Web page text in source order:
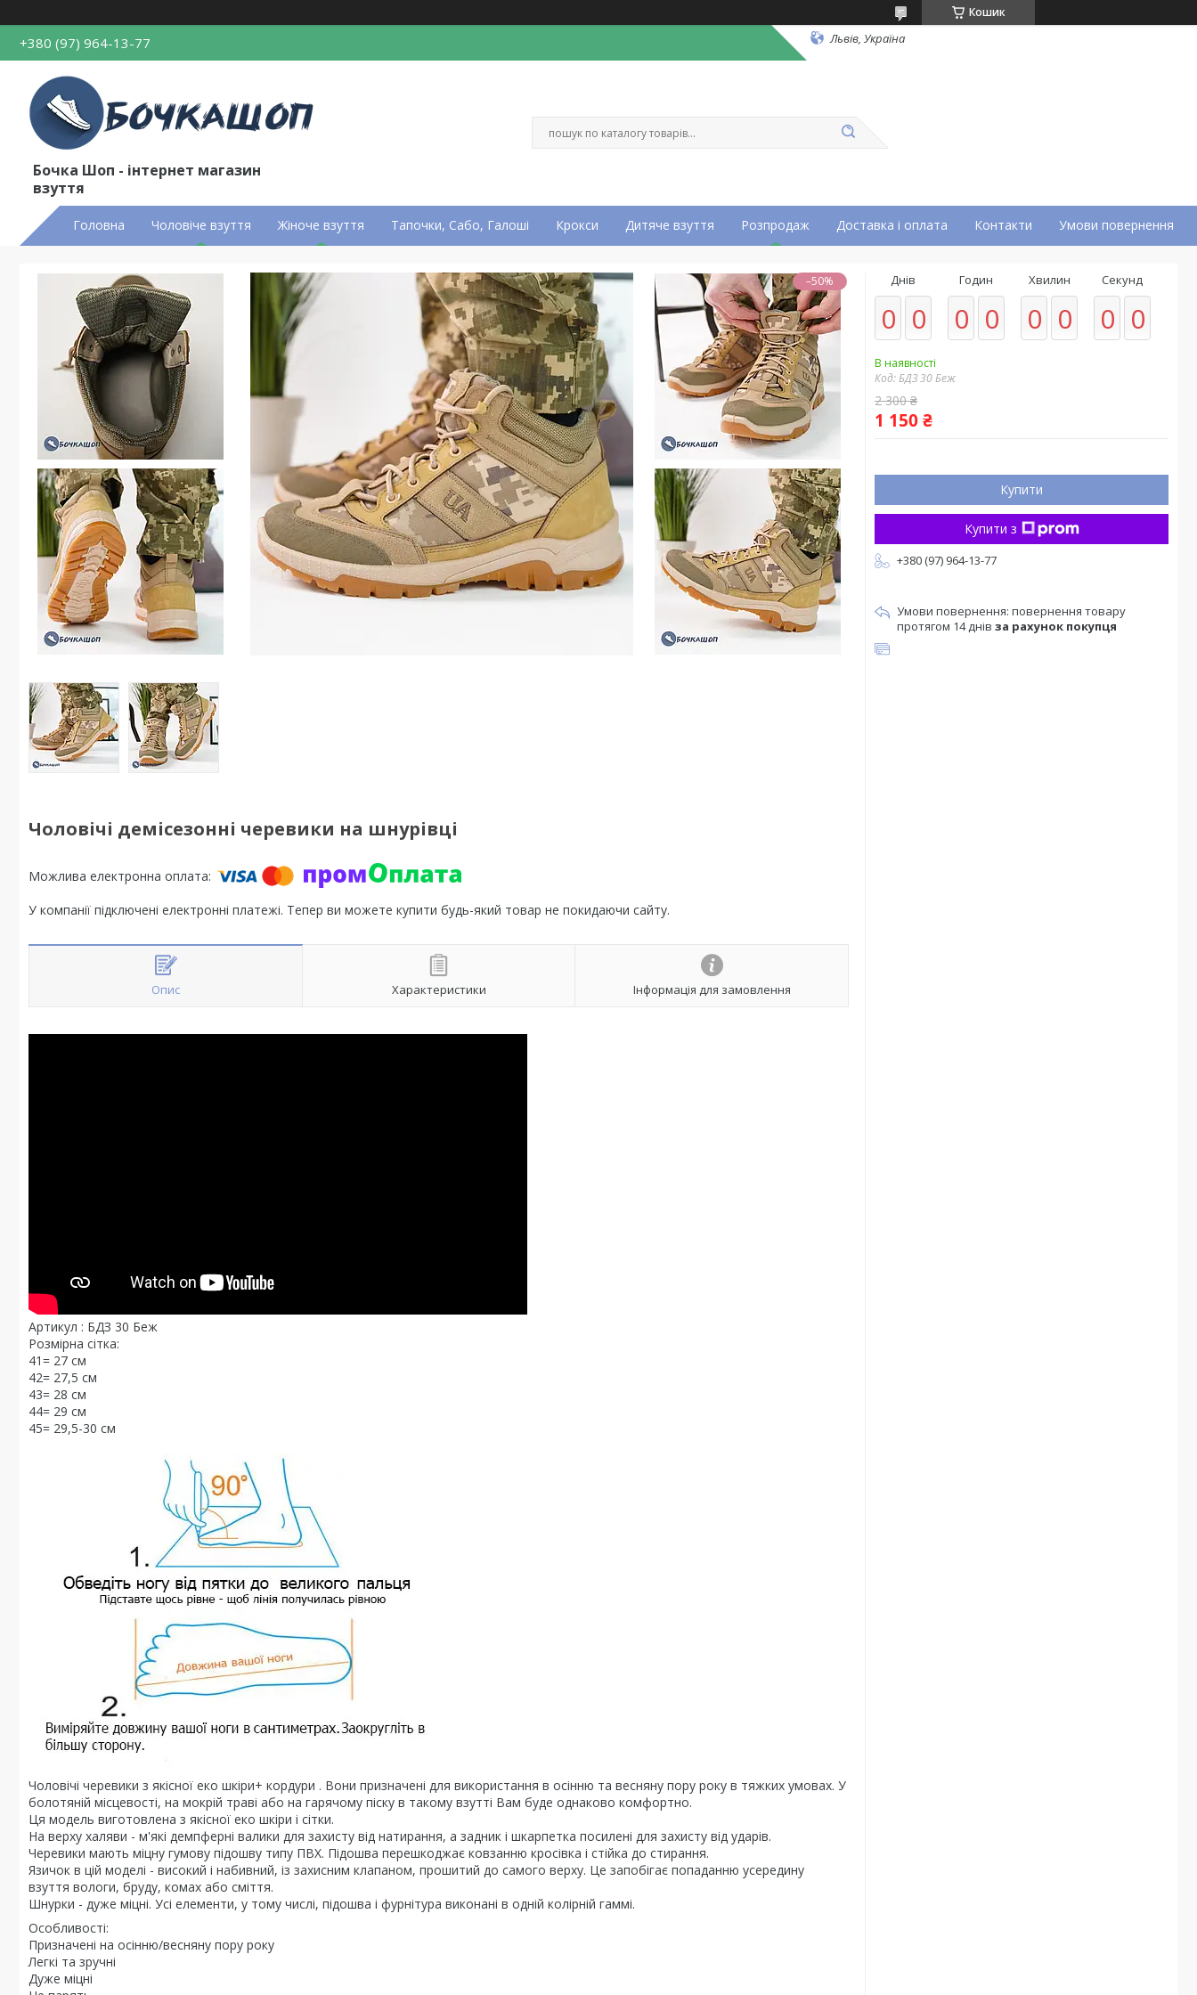
Кошик
+380 (97) 964-13-77 Львів, Україна
Бочка Шоп - інтернет магазин
взуття
Головна Чоловіче взуття Жіноче взуття Тапочки, Сабо, Галоші Крокси Дитяче взуття Розпродаж Доставка і оплата Контакти Умови повернення
–50%
Чоловічі демісезонні черевики на шнурівці
У компанії підключені електронні платежі. Тепер ви можете купити будь-який товар не покидаючи сайту.
Опис Характеристики Інформація для замовлення
Артикул : БДЗ 30 Беж
Розмірна сітка:
41= 27 см
42= 27,5 см
43= 28 см
44= 29 см
45= 29,5-30 см
Чоловічі черевики з якісної еко шкіри+ кордури . Вони призначені для використання в осінню та весняну пору року в тяжких умовах. У
болотяній місцевості, на мокрій траві або на гарячому піску в такому взутті Вам буде однаково комфортно.
Ця модель виготовлена з якісної еко шкіри і сітки.
На верху халяви - м'які демпферні валики для захисту від натирання, а задник і шкарпетка посилені для захисту від ударів.
Черевики мають міцну гумову підошву типу ПВХ. Підошва перешкоджає ковзанню кросівка і стійка до стирання.
Язичок в цій моделі - високий і набивний, із захисним клапаном, прошитий до самого верху. Це запобігає попаданню усередину
взуття вологи, бруду, комах або сміття.
Шнурки - дуже міцні. Усі елементи, у тому числі, підошва і фурнітура виконані в одній колірній гаммі.
Особливості:
Призначені на осінню/весняну пору року
Легкі та зручні
Дуже міцні
Днів
0 0
Годин
0 0
Хвилин
0 0
Секунд
0 0
В наявності
Код:БДЗ 30 Беж
2 300 ₴
1 150 ₴
Купити
Купити з
+380 (97) 964-13-77
повернення товару
протягом 14 днів за рахунок покупця